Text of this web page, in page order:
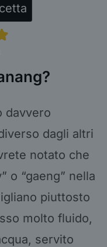
davvero
dagli altri
notato che
o “gaeng” nella
piuttosto
molto fluido,
servito